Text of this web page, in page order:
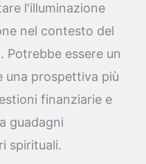
l'illuminazione
nel contesto del
Potrebbe essere un
una prospettiva più
finanziarie e
guadagni
spirituali.